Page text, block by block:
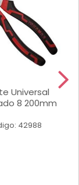
Universal
8 200mm
42988